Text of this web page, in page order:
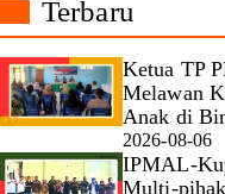
Terbaru
Ketua TP
Melawan
Anak di
2026-08-06
IPMAL-
Multi-